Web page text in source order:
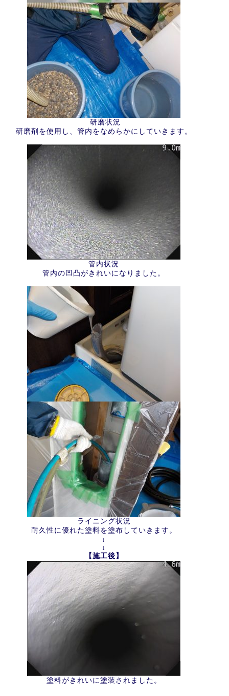
研磨状況
研磨剤を使用し、管内をなめらかにしていきます。
管内状況
管内の凹凸がきれいになりました。
ライニング状況
耐久性に優れた塗料を塗布していきます。
↓
↓
【施工後】
塗料がきれいに塗装されました。